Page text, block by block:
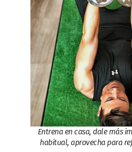
Entrena en casa, dale más
habitual, aprovecha para